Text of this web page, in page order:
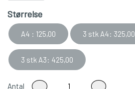
fås også i pink/lys rød -
Størrelse
A4 : 125,00 3 stk A4: 325,00
3 stk A3: 425,00
Antal